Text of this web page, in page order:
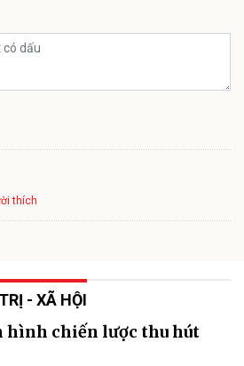
thích
- XÃ HỘI
hình chiến lược thu hút